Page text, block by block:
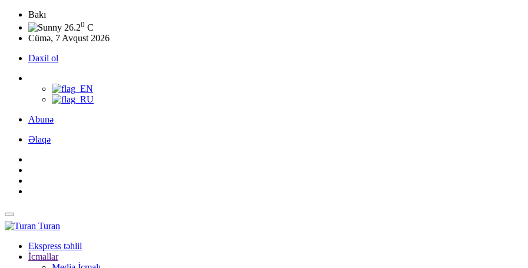
Bakı
26.20 C
Cümə, 7 Avqust 2026
Daxil ol
Abunə
Əlaqə
Turan
Ekspress təhlil
İcmallar